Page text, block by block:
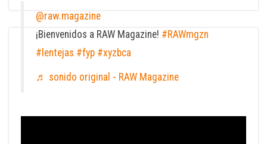
@raw.magazine
¡Bienvenidos a RAW Magazine! #RAWmgzn
#lentejas #fyp #xyzbca
♬ sonido original - RAW Magazine